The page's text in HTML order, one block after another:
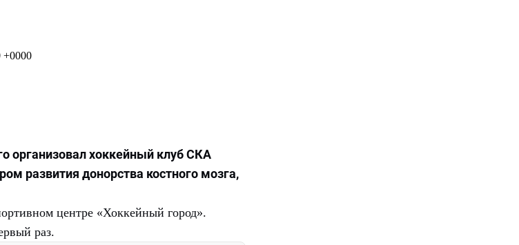
организовал хоккейный клуб СКА
развития донорства костного мозга,
центре «Хоккейный город».
раз.